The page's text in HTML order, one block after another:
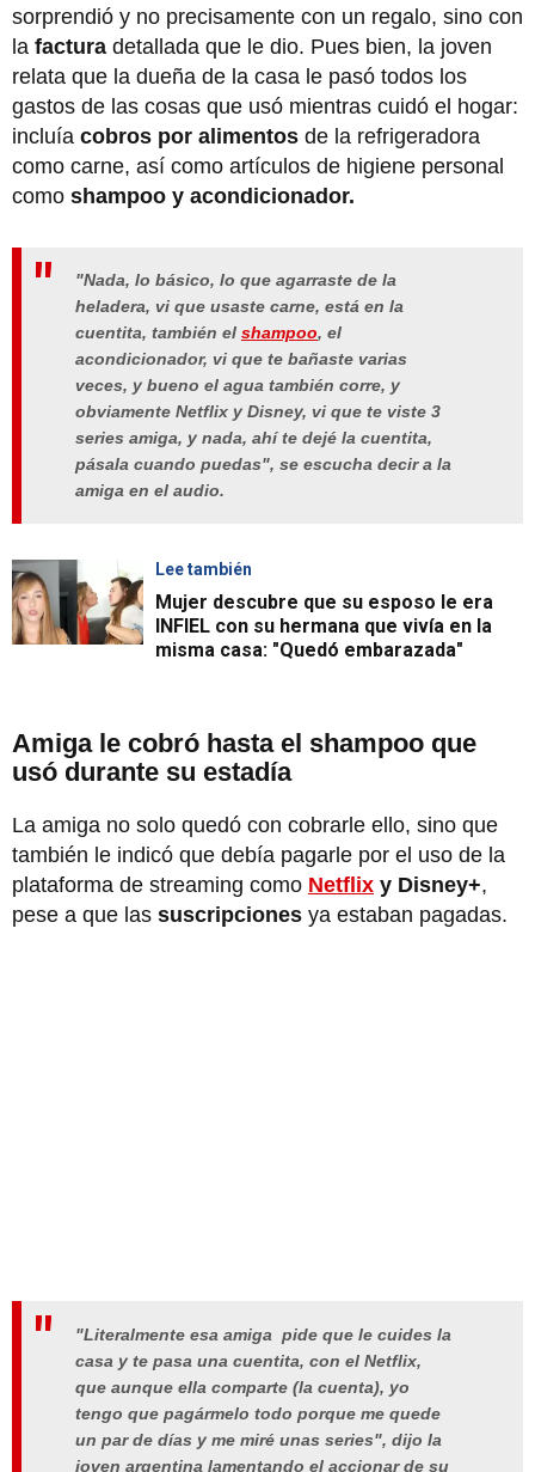
sorprendió y no precisamente con un regalo, sino con
la factura detallada que le dio. Pues bien, la joven
relata que la dueña de la casa le pasó todos los
gastos de las cosas que usó mientras cuidó el hogar:
incluía cobros por alimentos de la refrigeradora
como carne, así como artículos de higiene personal
como shampoo y acondicionador.
"Nada, lo básico, lo que agarraste de la
heladera, vi que usaste carne, está en la
cuentita, también el shampoo, el
acondicionador, vi que te bañaste varias
veces, y bueno el agua también corre, y
obviamente Netflix y Disney, vi que te viste 3
series amiga, y nada, ahí te dejé la cuentita,
pásala cuando puedas", se escucha decir a la
amiga en el audio.
Lee también
Mujer descubre que su esposo le era
INFIEL con su hermana que vivía en la
misma casa: "Quedó embarazada"
Amiga le cobró hasta el shampoo que
usó durante su estadía
La amiga no solo quedó con cobrarle ello, sino que
también le indicó que debía pagarle por el uso de la
plataforma de streaming como Netflix y Disney+,
pese a que las suscripciones ya estaban pagadas.
"Literalmente esa amiga pide que le cuides la
casa y te pasa una cuentita, con el Netflix,
que aunque ella comparte (la cuenta), yo
tengo que pagármelo todo porque me quede
un par de días y me miré unas series", dijo la
joven argentina lamentando el accionar de su